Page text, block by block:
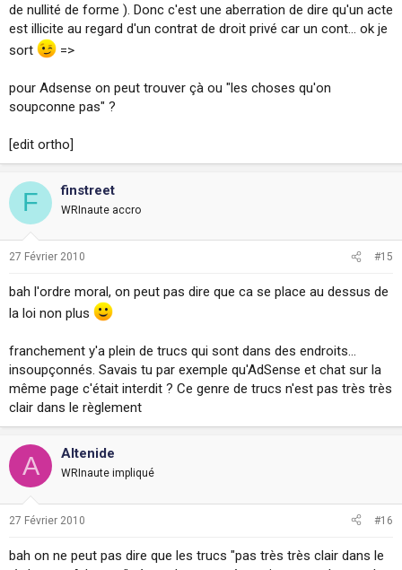
de nullité de forme ). Donc c'est une aberration de dire qu'un acte
est illicite au regard d'un contrat de droit privé car un cont... ok je
sort
=>
pour Adsense on peut trouver çà ou "les choses qu'on
soupconne pas" ?
[edit ortho]
F finstreet
WRInaute accro
27 Février 2010 #15
bah l'ordre moral, on peut pas dire que ca se place au dessus de
la loi non plus
franchement y'a plein de trucs qui sont dans des endroits...
insoupçonnés. Savais tu par exemple qu'AdSense et chat sur la
même page c'était interdit ? Ce genre de trucs n'est pas très très
clair dans le règlement
A Altenide
WRInaute impliqué
27 Février 2010 #16
bah on ne peut pas dire que les trucs "pas très très clair dans le